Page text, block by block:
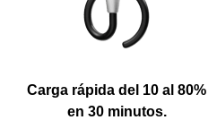
Carga rápida del 10 al 80%
en 30 minutos.